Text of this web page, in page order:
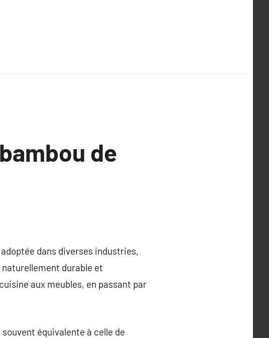
de
dans diverses industries,
durable et
aux meubles, en passant par
équivalente à celle de